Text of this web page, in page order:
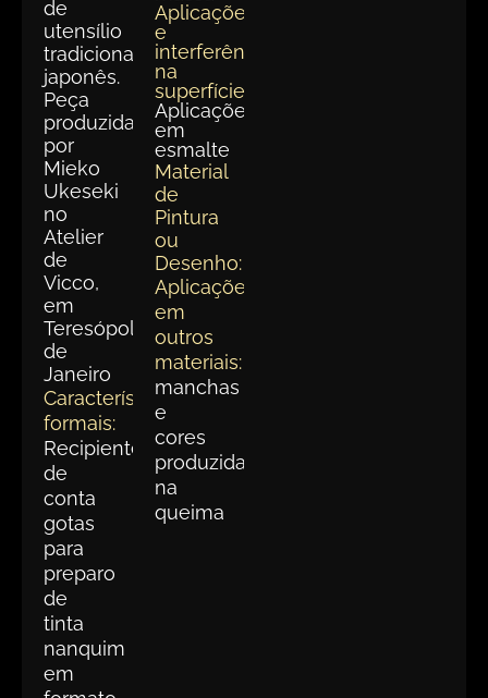
de
utensílio
tradicional
japonês.
Peça
produzida
por
Mieko
Ukeseki
no
Atelier
de
Vicco,
em
Teresópolis,Rio
de
Janeiro
Características
formais:
Recipiente
de
conta
gotas
para
preparo
de
tinta
nanquim
em
Aplicações
e
interferências
na
superfície:
Aplicações
em
esmalte
Material
de
Pintura
ou
Desenho:
Aplicações
em
outros
materiais:
manchas
e
cores
produzidas
na
queima